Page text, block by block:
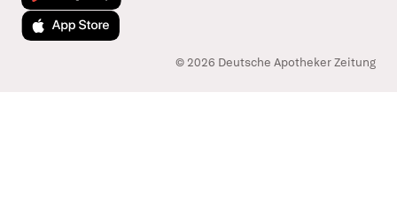
Laden im App Store
© 2026 Deutsche Apotheker Zeitung